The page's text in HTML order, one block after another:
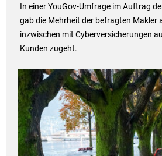
In einer YouGov-Umfrage im Auftrag
gab die Mehrheit der befragten Makler
inzwischen mit Cyberversicherungen
Kunden zugeht.